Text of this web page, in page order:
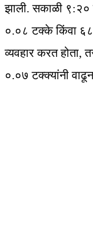
झाली. सकाळी ९:२०
०.०८ टक्के किंवा
व्यवहार करत होता,
०.०७ टक्क्यांनी